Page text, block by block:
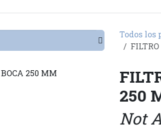
Todos los
250
Not